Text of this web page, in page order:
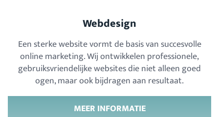
Webdesign
Een sterke website vormt de basis van succesvolle
online marketing. Wij ontwikkelen professionele,
gebruiksvriendelijke websites die niet alleen goed
ogen, maar ook bijdragen aan resultaat.
MEER INFORMATIE